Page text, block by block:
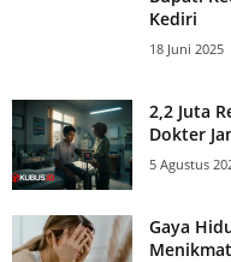
Kediri
18 Juni 2025
2,2 Juta
Dokter
5 Agustus
Gaya